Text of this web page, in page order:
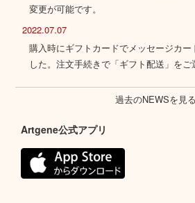
変更が可能です。
2022.07.07
購入時にギフトカードでメッセージカー
した。注文手続きで「ギフト配送」をご
過去のNEWSを見る
Artgene公式アプリ